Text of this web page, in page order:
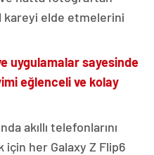
kareyi elde etmelerini
uygulamalar sayesinde
eğlenceli ve kolay
akıllı telefonlarını
için her Galaxy Z Flip6